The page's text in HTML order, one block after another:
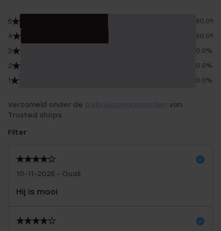
5 50.0%
4 50.0%
3 0.0%
2 0.0%
1 0.0%
Verzameld onder de
van
Trusted shops
Filter
10-11-2025 - Ouali
Hij is mooi